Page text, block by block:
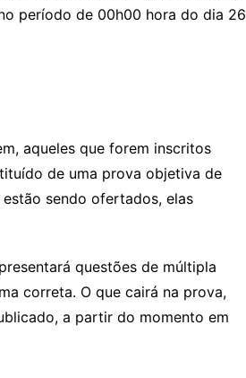
período de 00h00 hora do dia 26
aqueles que forem inscritos
de uma prova objetiva de
sendo ofertados, elas
questões de múltipla
correta. O que cairá na prova,
a partir do momento em